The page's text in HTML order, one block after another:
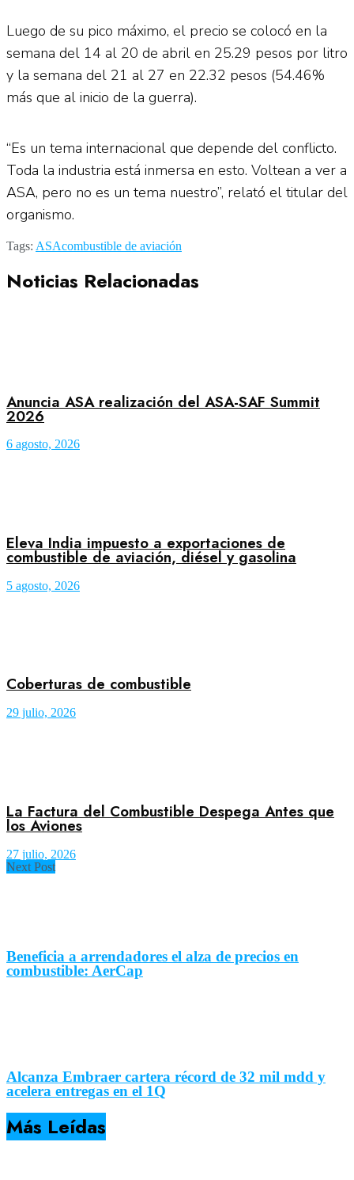
Luego de su pico máximo, el precio se colocó en la
semana del 14 al 20 de abril en 25.29 pesos por litro
y la semana del 21 al 27 en 22.32 pesos (54.46%
más que al inicio de la guerra).
“Es un tema internacional que depende del conflicto.
Toda la industria está inmersa en esto. Voltean a ver a
ASA, pero no es un tema nuestro”, relató el titular del
organismo.
Tags: ASAcombustible de aviación
Noticias Relacionadas
Anuncia ASA realización del ASA-SAF Summit
2026
6 agosto, 2026
Eleva India impuesto a exportaciones de
combustible de aviación, diésel y gasolina
5 agosto, 2026
Coberturas de combustible
29 julio, 2026
La Factura del Combustible Despega Antes que
los Aviones
27 julio, 2026
Next Post
Beneficia a arrendadores el alza de precios en
combustible: AerCap
Alcanza Embraer cartera récord de 32 mil mdd y
acelera entregas en el 1Q
Más Leídas